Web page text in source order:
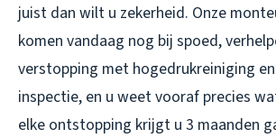
juist dan wilt u zekerheid. Onze
komen vandaag nog bij spoed,
verstopping met hogedrukreiniging
inspectie, en u weet vooraf precies
elke ontstopping krijgt u 3 maanden